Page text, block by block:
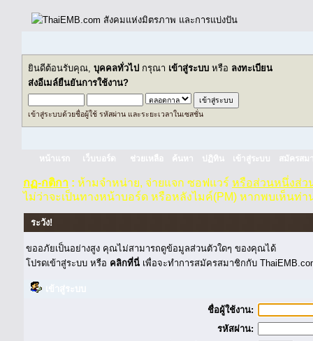
ยินดีต้อนรับคุณ, บุคคลทั่วไป กรุณา เข้าสู่ระบบ หรือ ลงทะเบียน
ส่งอีเมล์ยืนยันการใช้งาน?
เข้าสู่ระบบด้วยชื่อผู้ใช้ รหัสผ่าน และระยะเวลาในเซสชั่น
หน้าแรก เว็บบอร์ด ช่วยเหลือ ค้นหา ปฏิทิน เข้าสู่ระบบ สมัครสม
กฏ-กติกา : ห้ามจำหน่าย, จ่ายแจก ซอฟแวร์ หรือส่วนหนึ่งส่ว
ไม่ว่าจะเป็นทางหน้าบอร์ด หรือหลังไมค์(PM) หากพบเห็นท่า
ระวัง!
ขออภัยเป็นอย่างสูง คุณไม่สามารถดูข้อมูลส่วนตัวใดๆ ของคุณได้
โปรดเข้าสู่ระบบ หรือ คลิกที่นี่ เพื่อจะทำการสมัครสมาชิกกับ
ชื่อผู้ใช้งาน:
รหัสผ่าน: